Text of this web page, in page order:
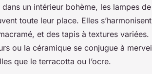
un intérieur bohème, les lampes
toute leur place. Elles
et des tapis à textures
ou la céramique se conjugue à
que le terracotta ou l’ocre.